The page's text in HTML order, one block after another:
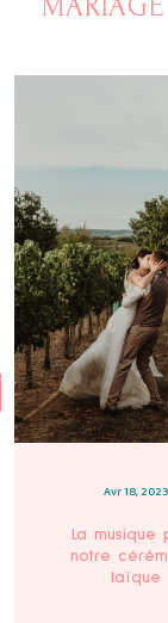
Avr 18, 2023
La musique
notre
laïque